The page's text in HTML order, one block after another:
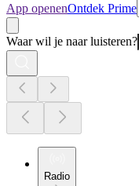
App openenOntdek Prime
Waar wil je naar luisteren?
Radio